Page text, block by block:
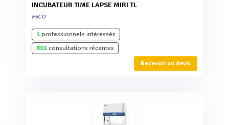
INCUBATEUR TIME LAPSE MIRI TL
ESCO
1professionnels intéressés
891consultations récentes
Recevoir un devis